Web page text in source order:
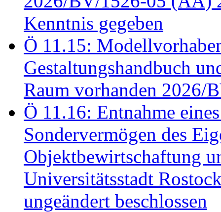
Kenntnis gegeben
Ö 11.15:
Gestaltungshandbuch
Raum vorhanden 2026/
Ö 11.16: Entnahme
Sondervermögen des
Objektbewirtschaftung
Universitätsstadt
ungeändert beschlossen